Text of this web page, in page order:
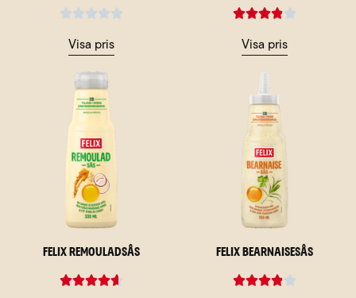
Visa pris Visa pris
Felix Remouladsås Felix Bearnaisesås